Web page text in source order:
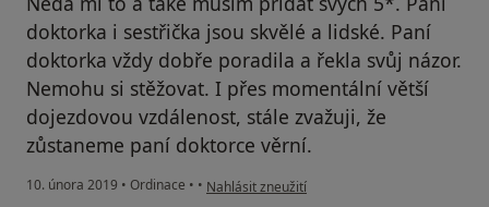
doktorka i sestřička jsou skvělé a lidské. Paní
doktorka vždy dobře poradila a řekla svůj názor.
Nemohu si stěžovat. I přes momentální větší
dojezdovou vzdálenost, stále zvažuji, že
zůstaneme paní doktorce věrní.
10. února 2019 • Ordinace • • podle názoru uživatele Váš účet byl odstraněn
Nahlásit zneužití